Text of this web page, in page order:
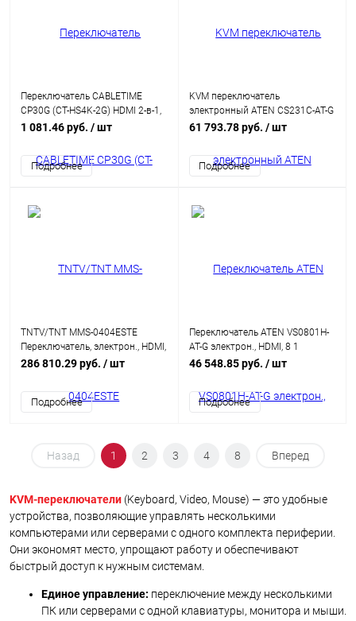
Переключатель CABLETIME
CP30G (CT-HS4K-2G) HDMI 2-в-1,
4K@60 Гц, космический серый
1 081.46 руб. / шт
Подробнее
KVM переключатель
электронный ATEN CS231C-AT-G
2 user USB+VGA 1 cpu
1920x1440, настол.,
исп.спец.шнуры, без OSD,
61 793.78 руб. / шт
Подробнее
TNTV/TNT MMS-0404ESTE
Переключатель, электрон., HDMI,
4 4 устройства, без шнуров,
3840x2160 30Hz (4:4:4);
3D,DeepColor 24/30/36 bit,HDCP
286 810.29 руб. / шт
Подробнее
Переключатель ATEN VS0801H-
AT-G электрон., HDMI, 8 1
монитор, без шнуров, (до
480p/720p/1080i/1080p;пульт
Д/У;порт RS232;20 метр.
46 548.85 руб. / шт
Подробнее
Назад 1 2 3 4 8 Вперед
KVM‑переключатели (Keyboard, Video, Mouse) — это удобные
устройства, позволяющие управлять несколькими
компьютерами или серверами с одного комплекта периферии.
Они экономят место, упрощают работу и обеспечивают
быстрый доступ к нужным системам.
Единое управление: переключение между несколькими
ПК или серверами с одной клавиатуры, монитора и мыши.